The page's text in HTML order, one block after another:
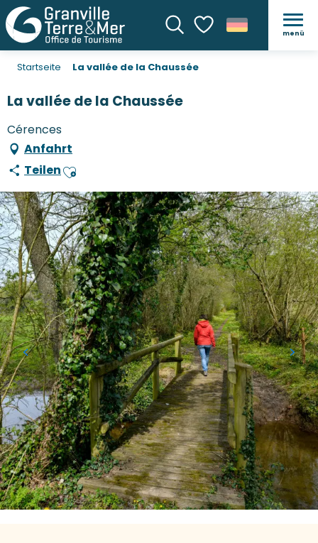
SucheVoir les favoris
menü
Startseite La vallée de la Chaussée
La vallée de la Chaussée
Cérences
Anfahrt
TeilenAjouter aux favoris